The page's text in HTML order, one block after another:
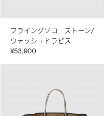
フライングソロ ストーン/
ウォッシュドラピス
¥53,900